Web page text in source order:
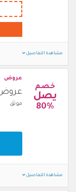
مشاهدة التفاصيل
خصم
يصل
80%
عروض
عروض
موثق
مشاهدة التفاصيل